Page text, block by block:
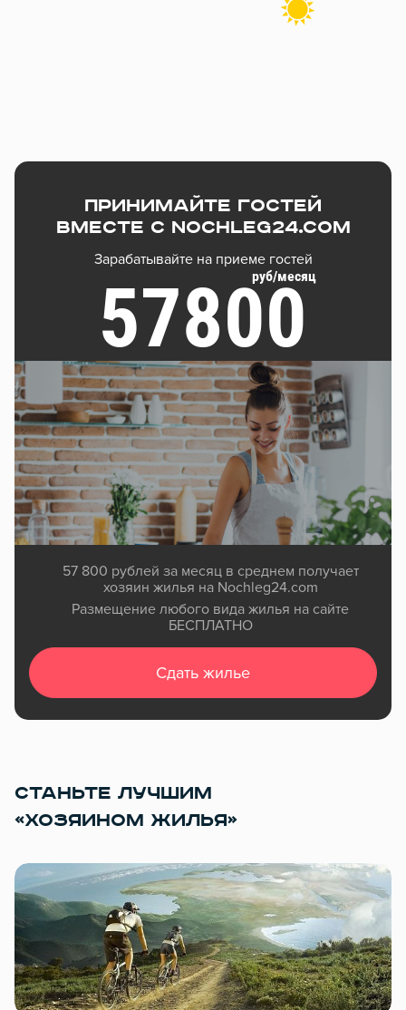
Принимайте гостей
вместе с Nochleg24.com
Зарабатывайте на приеме гостей
57800
руб/месяц
57 800 рублей за месяц в среднем получает
хозяин жилья на Nochleg24.com
Размещение любого вида жилья на сайте
БЕСПЛАТНО
Сдать жилье
СТАНЬТЕ ЛУЧШИМ
«ХОЗЯИНОМ ЖИЛЬЯ»